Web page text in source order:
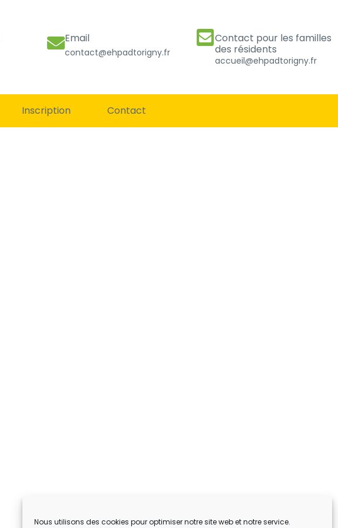
Nous utilisons des cookies pour optimiser notre site web et notre service.
Email
contact@ehpadtorigny.fr
Contact pour les familles
des résidents
accueil@ehpadtorigny.fr
Inscription Contact